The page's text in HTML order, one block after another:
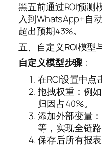
黑五前通过ROI预测
入到WhatsApp+自
超出预期43%。
五、自定义ROI模型
自定义模型步骤：
在ROI设置中点
拖拽权重：例
归因占40%。
添加外部变量
等，实现全链路
保存后所有报